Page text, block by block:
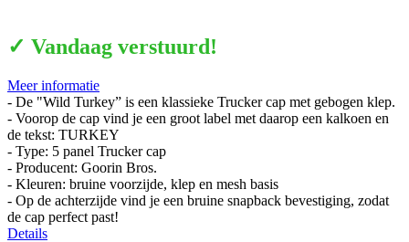
✓ Vandaag verstuurd!
Meer informatie
- De "Wild Turkey” is een klassieke Trucker cap met gebogen klep.
- Voorop de cap vind je een groot label met daarop een kalkoen en
de tekst: TURKEY
- Type: 5 panel Trucker cap
- Producent: Goorin Bros.
- Kleuren: bruine voorzijde, klep en mesh basis
- Op de achterzijde vind je een bruine snapback bevestiging, zodat
de cap perfect past!
Details